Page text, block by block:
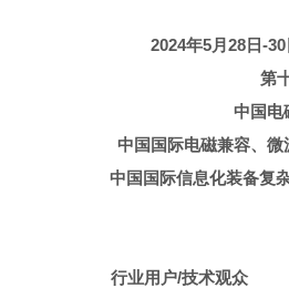
2024年5月28日
第
中国电
中国国际电磁兼容、
中国国际信息化装备复
行业用户/技术观众